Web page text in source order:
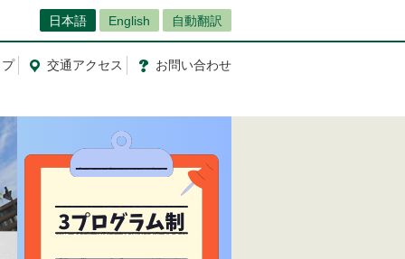
日本語 English 自動翻訳
交通アクセス お問い合わせ